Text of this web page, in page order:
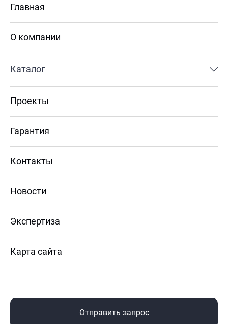
Главная
О компании
Каталог
Проекты
Гарантия
Контакты
Новости
Экспертиза
Карта сайта
Отправить запрос